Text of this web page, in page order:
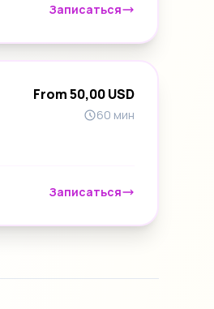
Записаться
From 50,00 USD
60 мин
Записаться